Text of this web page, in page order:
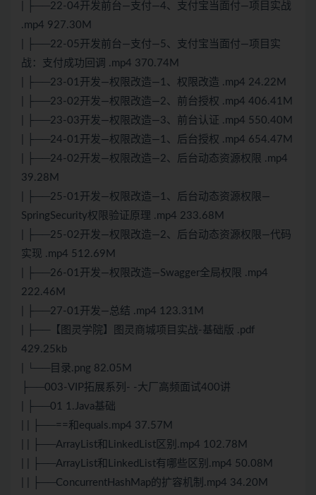
| ├──22-04开发前台—支付—4、支付宝当面付—项目实战
.mp4 927.30M
| ├──22-05开发前台—支付—5、支付宝当面付—项目实
战：支付成功回调 .mp4 370.74M
| ├──23-01开发—权限改造—1、权限改造 .mp4 24.22M
| ├──23-02开发—权限改造—2、前台授权 .mp4 406.41M
| ├──23-03开发—权限改造—3、前台认证 .mp4 550.40M
| ├──24-01开发—权限改造—1、后台授权 .mp4 654.47M
| ├──24-02开发—权限改造—2、后台动态资源权限 .mp4
39.28M
| ├──25-01开发—权限改造—1、后台动态资源权限—
SpringSecurity权限验证原理 .mp4 233.68M
| ├──25-02开发—权限改造—2、后台动态资源权限—代码
实现 .mp4 512.69M
| ├──26-01开发—权限改造—Swagger全局权限 .mp4
222.46M
| ├──27-01开发—总结 .mp4 123.31M
| ├──【图灵学院】图灵商城项目实战-基础版 .pdf
429.25kb
| └──目录.png 82.05M
├──003-VIP拓展系列- -大厂高频面试400讲
| ├──01 1.Java基础
| | ├──==和equals.mp4 37.57M
| | ├──ArrayList和LinkedList区别.mp4 102.78M
| | ├──ArrayList和LinkedList有哪些区别.mp4 50.08M
| | ├──ConcurrentHashMap的扩容机制.mp4 34.20M